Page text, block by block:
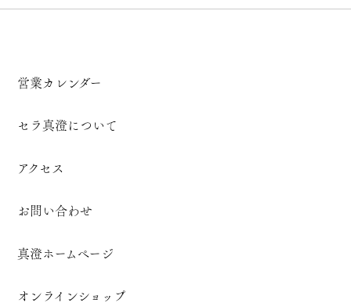
営業カレンダー
セラ真澄について
アクセス
お問い合わせ
真澄ホームページ
オンラインショップ